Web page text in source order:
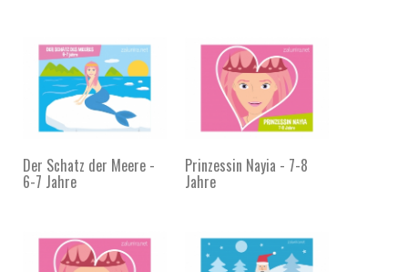
Der Schatz der Meere -
6-7 Jahre
Prinzessin Nayia - 7-8
Jahre